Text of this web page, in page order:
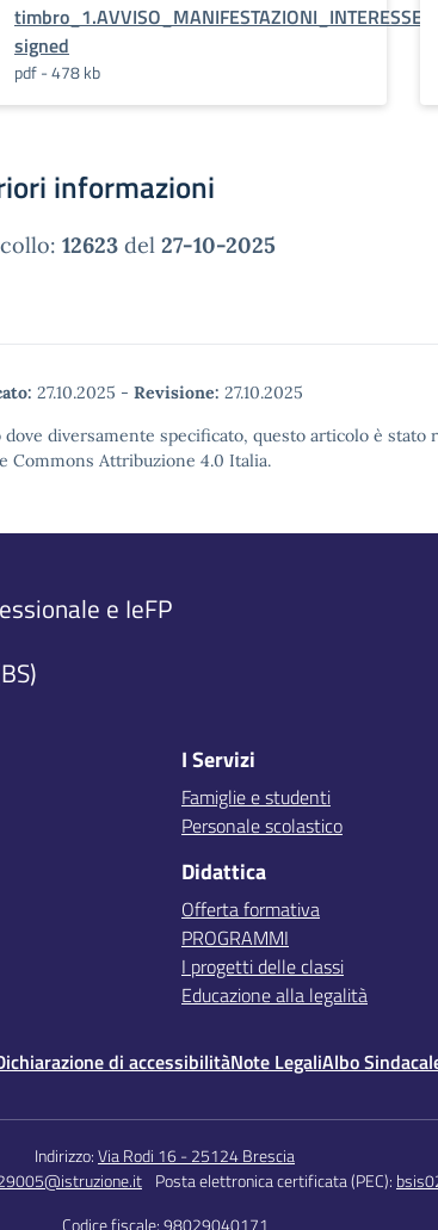
signed
pdf - 478 kb
informazioni
12623 del 27-10-2025
27.10.2025 - Revisione: 27.10.2025
dove diversamente specificato, questo articolo è stato
Commons Attribuzione 4.0 Italia.
e IeFP
I Servizi
Famiglie e studenti
Personale scolastico
Didattica
Offerta formativa
PROGRAMMI
I progetti delle classi
Educazione alla legalità
di accessibilitàNote LegaliAlbo
Indirizzo:Via Rodi 16 - 25124 Brescia
Posta elettronica certificata (PEC):
Codice fiscale: 98029040171